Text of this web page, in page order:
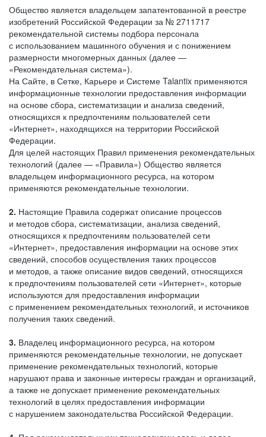
Общество является владельцем запатентованной в реестре
изобретений Российской Федерации за № 2711717
рекомендательной системы подбора персонала
с использованием машинного обучения и с понижением
размерности многомерных данных (далее —
«Рекомендательная система»).
На Сайте, в Сетке, Карьере и Системе Talantix применяются
информационные технологии предоставления информации
на основе сбора, систематизации и анализа сведений,
относящихся к предпочтениям пользователей сети
«Интернет», находящихся на территории Российской
Федерации.
Для целей настоящих Правил применения рекомендательных
технологий (далее — «Правила») Общество является
владельцем информационного ресурса, на котором
применяются рекомендательные технологии.
2. Настоящие Правила содержат описание процессов
и методов сбора, систематизации, анализа сведений,
относящихся к предпочтениям пользователей сети
«Интернет», предоставления информации на основе этих
сведений, способов осуществления таких процессов
и методов, а также описание видов сведений, относящихся
к предпочтениям пользователей сети «Интернет», которые
используются для предоставления информации
с применением рекомендательных технологий, и источников
получения таких сведений.
3. Владелец информационного ресурса, на котором
применяются рекомендательные технологии, не допускает
применение рекомендательных технологий, которые
нарушают права и законные интересы граждан и организаций,
а также не допускает применение рекомендательных
технологий в целях предоставления информации
с нарушением законодательства Российской Федерации.